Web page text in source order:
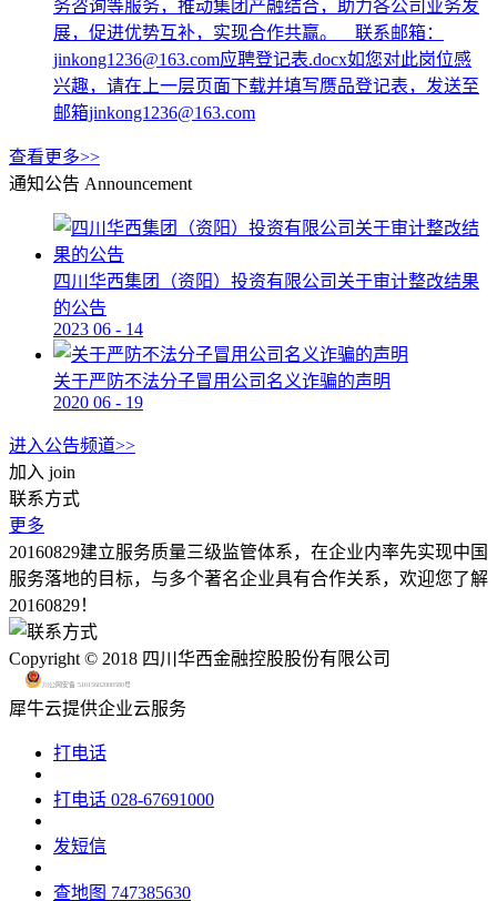
务咨询等服务，推动集团产融结合，助力各公司业务发
展，促进优势互补，实现合作共赢。 联系邮箱：
jinkong1236@163.com应聘登记表.docx如您对此岗位感
兴趣，请在上一层页面下载并填写赝品登记表，发送至
邮箱jinkong1236@163.com
查看更多>>
通知公告 Announcement
四川华西集团（资阳）投资有限公司关于审计整改结果
的公告
2023 06 - 14
关于严防不法分子冒用公司名义诈骗的声明
2020 06 - 19
进入公告频道>>
加入 join
联系方式
更多
20160829建立服务质量三级监管体系，在企业内率先实现中国
服务落地的目标，与多个著名企业具有合作关系，欢迎您了解
20160829！
Copyright © 2018 四川华西金融控股股份有限公司
川公网安备 51015602000580号
犀牛云提供企业云服务
打电话
打电话 028-67691000
发短信
查地图 747385630